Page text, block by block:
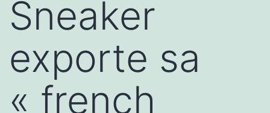
Sneaker
exporte sa
« french